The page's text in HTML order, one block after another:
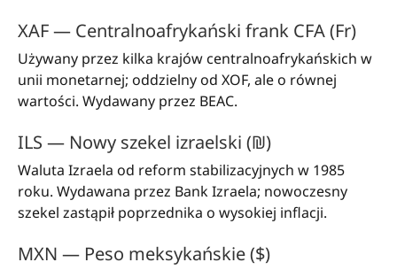
XAF — Centralnoafrykański frank CFA (Fr)
Używany przez kilka krajów centralnoafrykańskich w
unii monetarnej; oddzielny od XOF, ale o równej
wartości. Wydawany przez BEAC.
ILS — Nowy szekel izraelski (₪)
Waluta Izraela od reform stabilizacyjnych w 1985
roku. Wydawana przez Bank Izraela; nowoczesny
szekel zastąpił poprzednika o wysokiej inflacji.
MXN — Peso meksykańskie ($)